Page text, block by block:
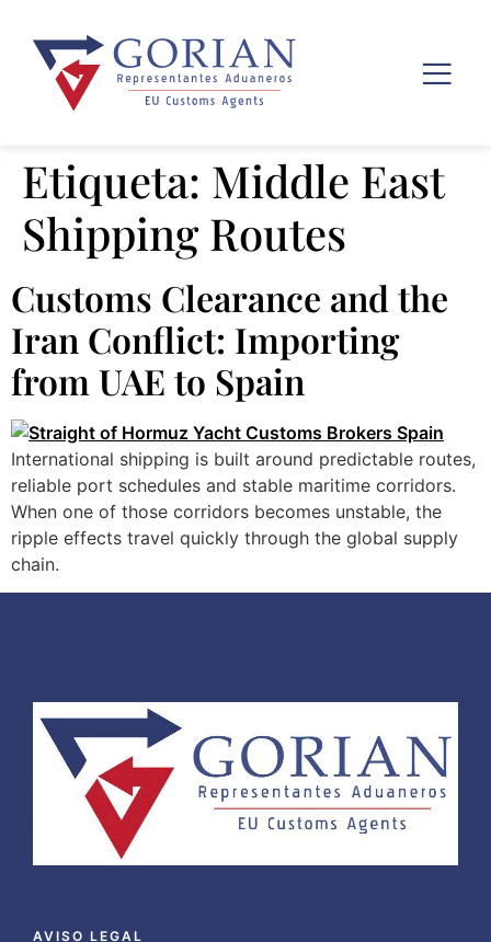
Etiqueta: Middle East
Shipping Routes
Customs Clearance and the
Iran Conflict: Importing
from UAE to Spain
International shipping is built around predictable routes,
reliable port schedules and stable maritime corridors.
When one of those corridors becomes unstable, the
ripple effects travel quickly through the global supply
chain.
AVISO LEGAL